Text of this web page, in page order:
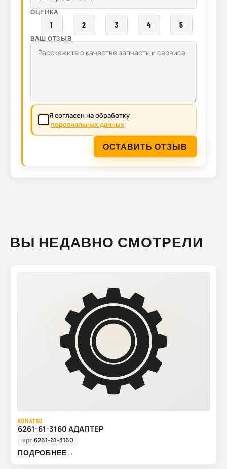
ОЦЕНКА
1 2 3 4 5
ВАШ ОТЗЫВ
Я согласен на обработку
персональных данных
ОСТАВИТЬ ОТЗЫВ
ВЫ НЕДАВНО СМОТРЕЛИ
KOMATSU
6261-61-3160 АДАПТЕР
арт.6261-61-3160
ПОДРОБНЕЕ→